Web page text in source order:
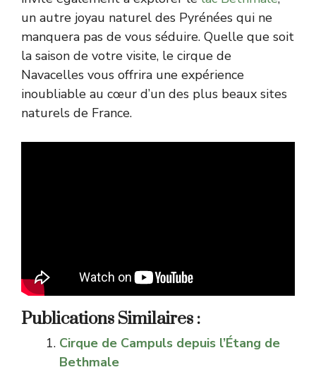
un autre joyau naturel des Pyrénées qui ne
manquera pas de vous séduire. Quelle que soit
la saison de votre visite, le cirque de
Navacelles vous offrira une expérience
inoubliable au cœur d’un des plus beaux sites
naturels de France.
Publications Similaires :
Cirque de Campuls depuis l’Étang de
Bethmale